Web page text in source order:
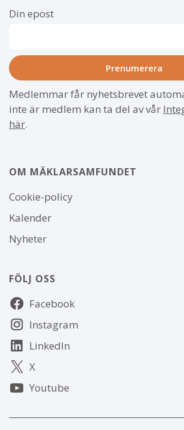
Din epost
Medlemmar får nyhetsbrevet
inte är medlem kan ta del av vår
här.
OM MÄKLARSAMFUNDET
Om
webbplatsen
Cookie-policy
Kalender
Nyheter
FÖLJ OSS
Följ
oss Facebook
Instagram
LinkedIn
X
Youtube